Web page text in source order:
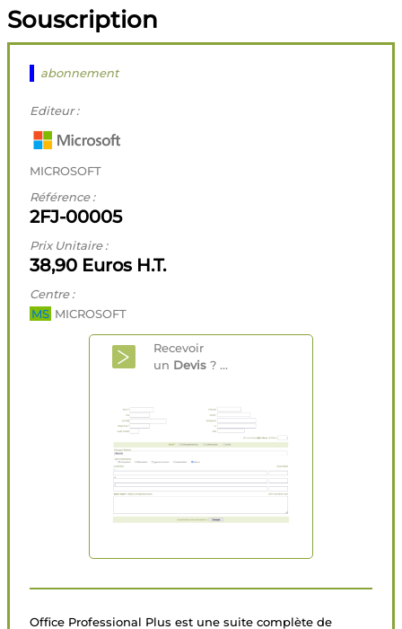
Souscription
abonnement
Editeur :
MICROSOFT
Référence :
2FJ-00005
Prix Unitaire :
38,90 Euros H.T.
Centre :
MS MICROSOFT
Recevoir
un Devis ? ...
Office Professional Plus est une suite complète de